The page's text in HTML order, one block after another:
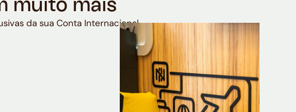
muito mais
da sua Conta Internacional